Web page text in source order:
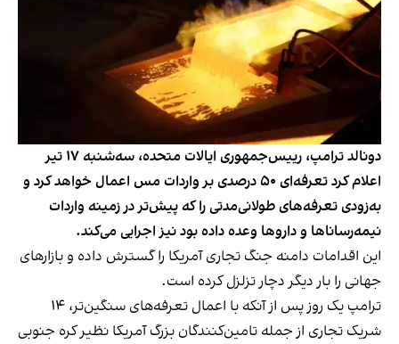
دونالد ترامپ، رییس‌جمهوری ایالات متحده، سه‌شنبه ۱۷ تیر
اعلام کرد تعرفه‌ای ۵۰ درصدی بر واردات مس اعمال خواهد کرد و
به‌زودی تعرفه‌های طولانی‌مدتی را که پیش‌تر در زمینه واردات
نیمه‌رساناها و داروها وعده داده بود نیز اجرایی می‌کند.
این اقدامات دامنه جنگ تجاری آمریکا را گسترش داده و بازارهای
جهانی را بار دیگر دچار تزلزل کرده است.
ترامپ یک روز پس از آنکه با اعمال تعرفه‌های سنگین‌تر، ۱۴
شریک تجاری از جمله تامین‌کنندگان بزرگ آمریکا نظیر کره جنوبی